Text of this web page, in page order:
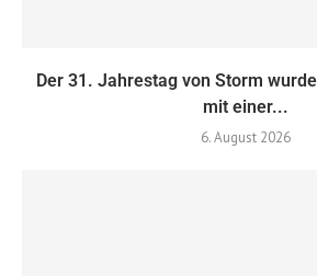
Der 31. Jahrestag von Storm
mit einer...
6. August 2026